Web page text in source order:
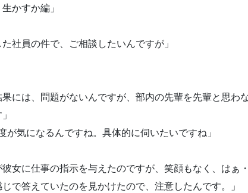
かすか編」
社員の件で、ご相談したいんですが」
には、問題がないんですが、部内の先輩を先輩と思わ
気になるんですね。具体的に伺いたいですね」
女に仕事の指示を与えたのですが、笑顔もなく、はぁ
で答えていたのを見かけたので、注意したんです。」